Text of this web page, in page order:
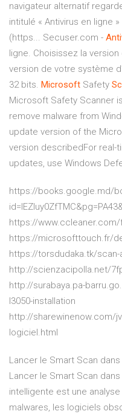
navigateur alternatif
intitulé « Antivirus en ligne
(https... Secuser.com -
ligne. Choisissez la
version de votre système
32 bits. Microsoft Safety
Microsoft Safety Scanner
remove malware from
update version of the
version describedFor
updates, use Windows
https://books.google.md/
https://
https://microsofttouch.fr/
https://torsdudaka.tk/
http://scienzacipolla.net/
http://surabaya.pa-
l3050-installation
http://sharewinenow.com/
logiciel.html
Lancer le Smart Scan
Lancer le Smart Scan
intelligente est une
malwares, les logiciels